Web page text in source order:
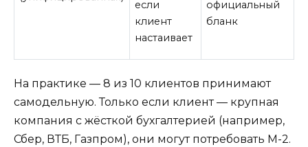
если
клиент
настаивает
официальный
бланк
На практике — 8 из 10 клиентов принимают
самодельную. Только если клиент — крупная
компания с жёсткой бухгалтерией (например,
Сбер, ВТБ, Газпром), они могут потребовать М-2.